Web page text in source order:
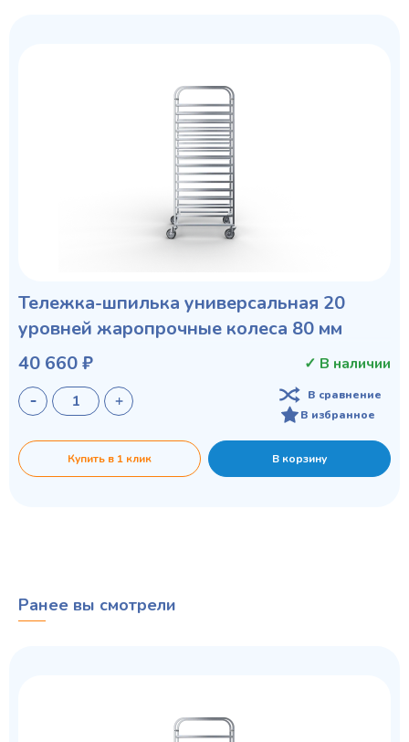
Тележка-шпилька универсальная 20
уровней жаропрочные колеса 80 мм
40 660 ₽
✓ В наличии
В сравнение
В избранное
Купить в 1 клик В корзину
Ранее вы смотрели